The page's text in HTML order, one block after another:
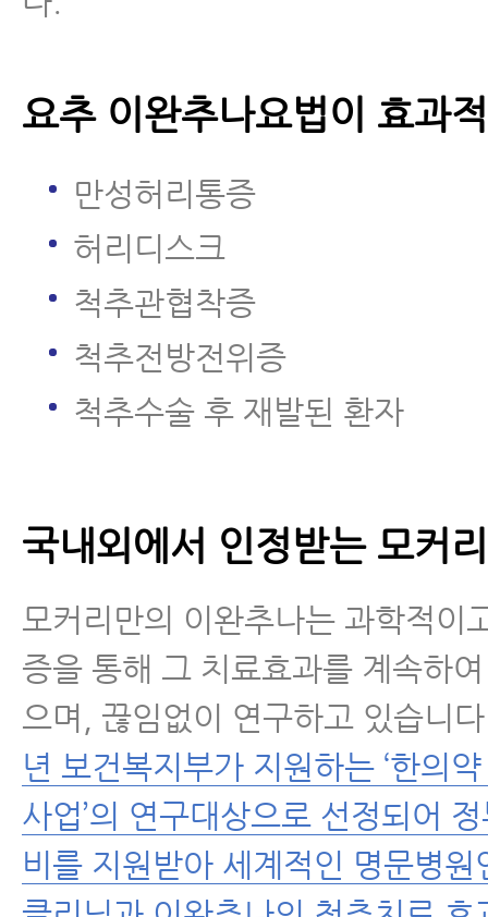
요추 이완추나요법이 효과
만성허리통증
허리디스크
척추관협착증
척추전방전위증
척추수술 후 재발된 환자
국내외에서 인정받는 모커
모커리만의 이완추나는 과학적이
증을 통해 그 치료효과를 계속하
으며, 끊임없이 연구하고 있습니
년 보건복지부가 지원하는 ‘한의
사업’의 연구대상으로 선정되어
비를 지원받아 세계적인 명문병원